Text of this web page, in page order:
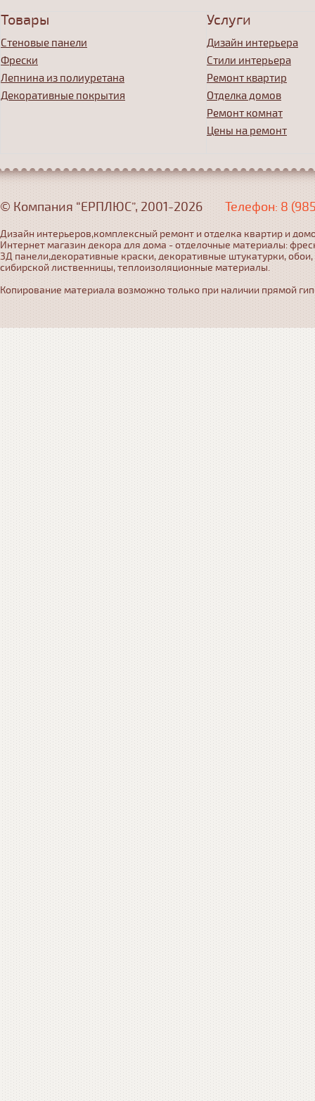
Товары
Стеновые панели
Фрески
Лепнина из полиуретана
Декоративные покрытия
Услуги
Дизайн интерьера
Стили интерьера
Ремонт квартир
Отделка домов
Ремонт комнат
Цены на ремонт
© Компания “ЕРПЛЮС”, 2001-2026 Телефон: 8
Дизайн интерьеров,комплексный ремонт и отделка квартир и
Интернет магазин декора для дома - отделочные материалы:
3Д панели,декоративные краски, декоративные штукатурки,
сибирской лиственницы, теплоизоляционные материалы.
Копирование материала возможно только при наличии прямой